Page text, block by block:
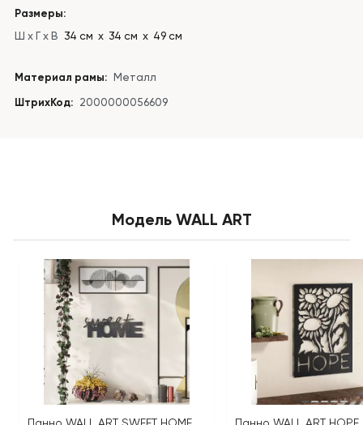
Размеры:
Ш x Г x В 34 см х 34 см х 49 см
Материал рамы: Металл
ШтрихКод: 2000000056609
Модель WALL ART
Панно WALL ART SWEET HOME Панно WALL ART HOPE